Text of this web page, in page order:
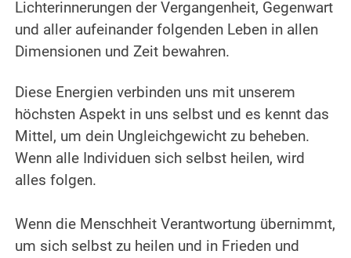
Lichterinnerungen der Vergangenheit, Gegenwart
und aller aufeinander folgenden Leben in allen
Dimensionen und Zeit bewahren.
Diese Energien verbinden uns mit unserem
höchsten Aspekt in uns selbst und es kennt das
Mittel, um dein Ungleichgewicht zu beheben.
Wenn alle Individuen sich selbst heilen, wird
alles folgen.
Wenn die Menschheit Verantwortung übernimmt,
um sich selbst zu heilen und in Frieden und